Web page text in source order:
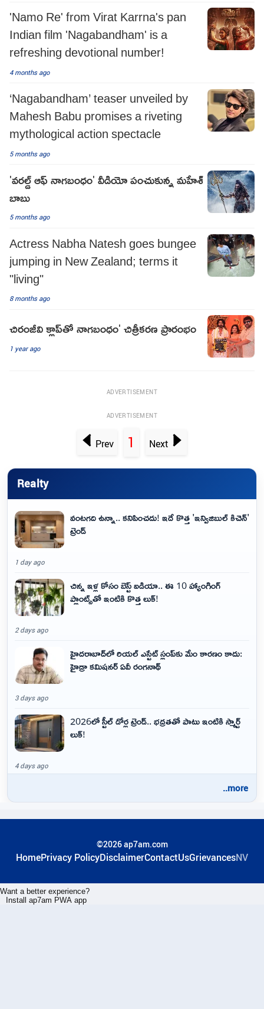
'Namo Re' from Virat Karrna's pan
Indian film 'Nagabandham' is a
refreshing devotional number!
4 months ago
‘Nagabandham’ teaser unveiled by
Mahesh Babu promises a riveting
mythological action spectacle
5 months ago
'వరల్డ్ ఆఫ్ నాగబంధం' వీడియో పంచుకున్న మహేశ్
బాబు
5 months ago
Actress Nabha Natesh goes bungee
jumping in New Zealand; terms it
"living"
8 months ago
చిరంజీవి క్లాప్‌తో నాగబంధం' చిత్రీకరణ ప్రారంభం
1 year ago
ADVERTISEMENT
ADVERTISEMENT
Prev 1 Next
Realty
వంటగది ఉన్నా.. కనిపించదు! ఇదే కొత్త 'ఇన్విజిబుల్ కిచెన్'
ట్రెండ్
1 day ago
చిన్న ఇళ్ల కోసం బెస్ట్ ఐడియా.. ఈ 10 హ్యాంగింగ్
ప్లాంట్స్‌తో ఇంటికి కొత్త లుక్!
2 days ago
హైదరాబాద్‌లో రియల్ ఎస్టేట్ స్లంప్‌కు మేం కారణం కాదు:
హైడ్రా కమిషనర్ ఏవీ రంగనాథ్
3 days ago
2026లో స్టీల్ డోర్ల ట్రెండ్.. భద్రతతో పాటు ఇంటికి స్మార్ట్
లుక్!
4 days ago
..more
©2026 ap7am.com
HomePrivacy PolicyDisclaimerContactUsGrievancesNV
Want a better experience?
Install ap7am PWA app